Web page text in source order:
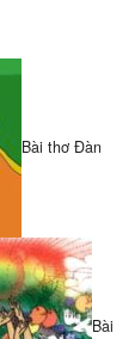
Bài thơ Đàn
Bài